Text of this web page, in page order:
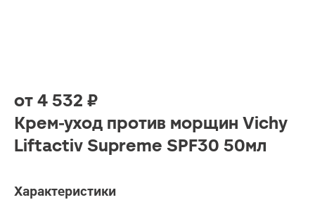
от 4 532 ₽
Крем-уход против морщин Vichy
Liftactiv Supreme SPF30 50мл
Характеристики